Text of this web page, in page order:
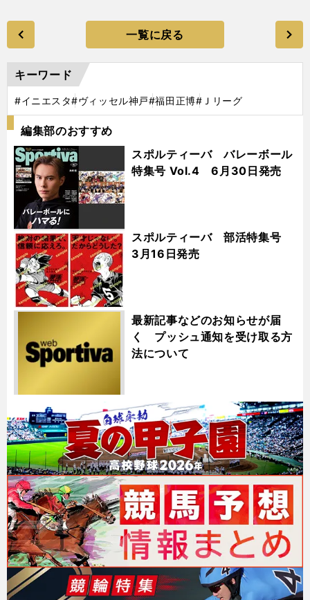
一覧に戻る
キーワード
#イニエスタ#ヴィッセル神戸#福田正博#Ｊリーグ
編集部のおすすめ
スポルティーバ バレーボール
特集号 Vol.4 6月30日発売
スポルティーバ 部活特集号
3月16日発売
最新記事などのお知らせが届
く プッシュ通知を受け取る方
法について